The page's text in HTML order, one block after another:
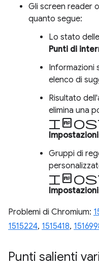
Gli screen reader
quanto segue:
Lo stato
Punti di
Informazioni
elenco di
Risultato
elimina una
Impostazioni
Gruppi di
Impostazioni
Problemi di Chromium:
1515224, 1515418,
Punti salienti